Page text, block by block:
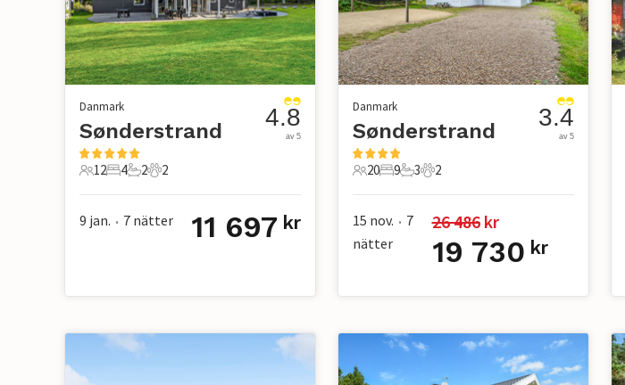
Danmark
Sønderstrand
12 Gäster
12
4 Sovrum
4
2 Badrum
2
2 Husdjur
2
4.8
av 5
9 jan. • 7 nätter 11 697 kr
Danmark
Sønderstrand
20 Gäster
20
9 Sovrum
9
3 Badrum
3
2 Husdjur
2
3.4
av 5
15 nov. • 7
nätter
26 486 kr
19 730 kr